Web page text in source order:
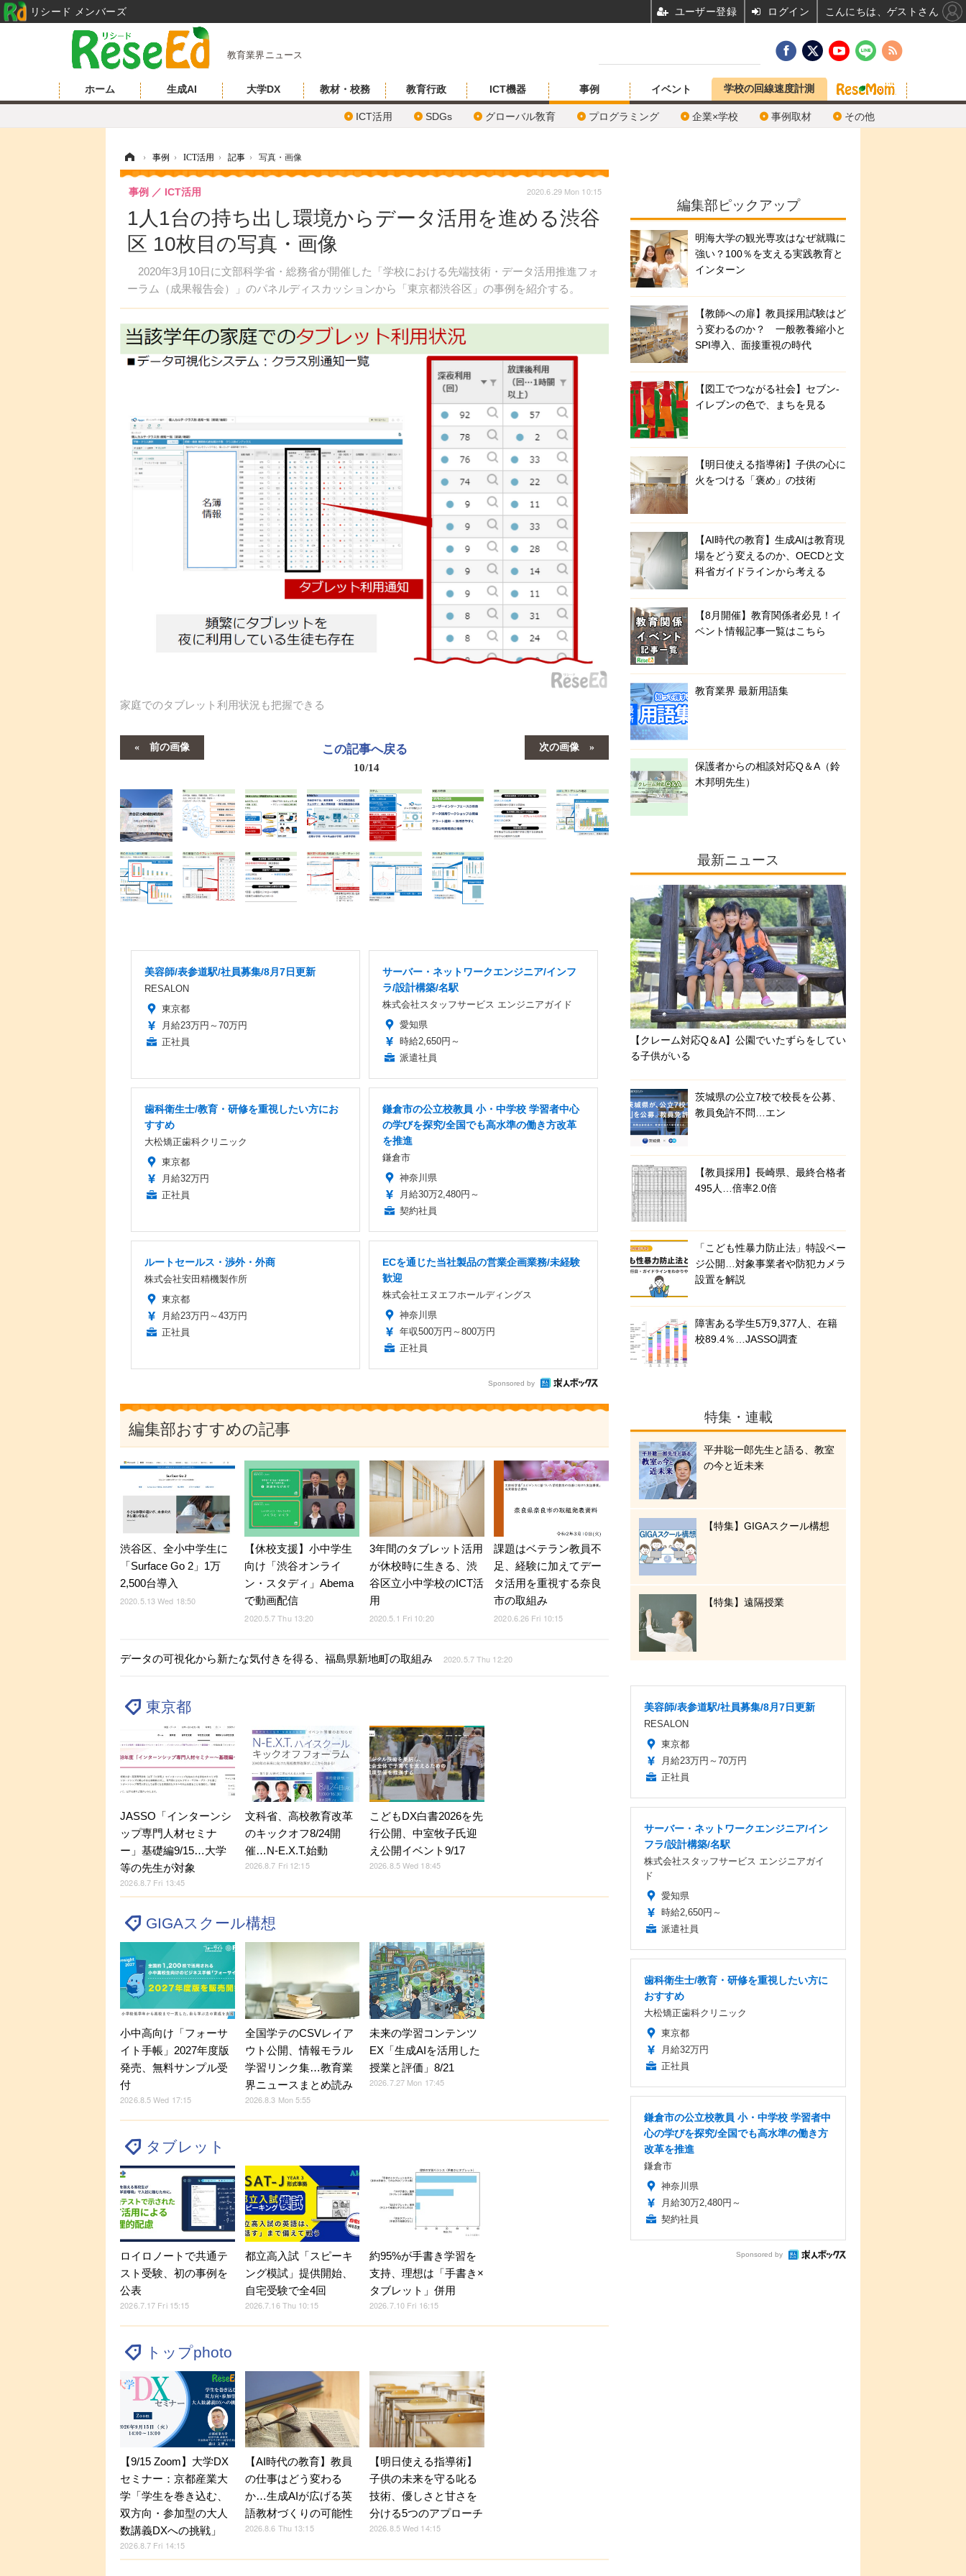
教育業界ニュース
ホーム 生成AI 大学DX 教材・校務 教育行政 ICT機器 事例
ICT活用 SDGs グローバル敎育 プログラミング 企業×学校 事例取材 その他
イベント 学校の回線速度計測
› 事例 › ICT活用 › 記事 › 写真・画像
1人1台の持ち出し環境からデータ活用を進める渋谷
区 10枚目の写真・画像
2020年3月10日に文部科学省・総務省が開催した「学校における先端技術・データ活用推進フォ
ーラム（成果報告会）」のパネルディスカッションから「東京都渋谷区」の事例を紹介する。
事例 ICT活用 2020.6.29 Mon 10:15
家庭でのタブレット利用状況も把握できる
前の画像 次の画像
この記事へ戻る
10/14
美容師/表参道駅/社員募集/8月7日更新
RESALON
東京都
月給23万円～70万円
正社員
サーバー・ネットワークエンジニア/インフ
ラ/設計構築/名駅
株式会社スタッフサービス エンジニアガイド
愛知県
時給2,650円～
派遣社員
歯科衛生士/教育・研修を重視したい方にお
すすめ
大松矯正歯科クリニック
東京都
月給32万円
正社員
鎌倉市の公立校教員 小・中学校 学習者中心
の学びを探究/全国でも高水準の働き方改革
を推進
鎌倉市
神奈川県
月給30万2,480円～
契約社員
ルートセールス・渉外・外商
株式会社安田精機製作所
東京都
月給23万円～43万円
正社員
ECを通じた当社製品の営業企画業務/未経験
歓迎
株式会社エヌエフホールディングス
神奈川県
年収500万円～800万円
正社員
Sponsored by
編集部おすすめの記事
渋谷区、全小中学生に
「Surface Go 2」1万
2,500台導入
2020.5.13 Wed 18:50
【休校支援】小中学生
向け「渋谷オンライ
ン・スタディ」Abema
で動画配信
2020.5.7 Thu 13:20
3年間のタブレット活用
が休校時に生きる、渋
谷区立小中学校のICT活
用
2020.5.1 Fri 10:20
課題はベテラン教員不
足、経験に加えてデー
タ活用を重視する奈良
市の取組み
2020.6.26 Fri 10:15
データの可視化から新たな気付きを得る、福島県新地町の取組み 2020.5.7 Thu 12:20
東京都
JASSO「インターンシ
ップ専門人材セミナ
ー」基礎編9/15…大学
等の先生が対象
2026.8.7 Fri 13:45
文科省、高校教育改革
のキックオフ8/24開
催…N-E.X.T.始動
2026.8.7 Fri 12:15
こどもDX白書2026を先
行公開、中室牧子氏迎
え公開イベント9/17
2026.8.5 Wed 18:45
GIGAスクール構想
小中高向け「フォーサ
イト手帳」2027年度版
発売、無料サンプル受
付
2026.8.5 Wed 17:15
全国学テのCSVレイア
ウト公開、情報モラル
学習リンク集…教育業
界ニュースまとめ読み
2026.8.3 Mon 5:55
未来の学習コンテンツ
EX「生成AIを活用した
授業と評価」8/21
2026.7.27 Mon 17:45
タブレット
ロイロノートで共通テ
スト受験、初の事例を
公表
2026.7.17 Fri 15:15
都立高入試「スピーキ
ング模試」提供開始、
自宅受験で全4回
2026.7.16 Thu 10:15
約95%が手書き学習を
支持、理想は「手書き×
タブレット」併用
2026.7.10 Fri 16:15
トップphoto
【9/15 Zoom】大学DX
セミナー：京都産業大
学「学生を巻き込む、
双方向・参加型の大人
数講義DXへの挑戦」
2026.8.7 Fri 14:15
【AI時代の教育】教員
の仕事はどう変わる
か…生成AIが広げる英
語教材づくりの可能性
2026.8.6 Thu 13:15
【明日使える指導術】
子供の未来を守る叱る
技術、優しさと甘さを
分ける5つのアプローチ
2026.8.5 Wed 14:15
編集部ピックアップ
明海大学の観光専攻はなぜ就職に
強い？100％を支える実践教育と
インターン
【教師への扉】教員採用試験はど
う変わるのか？ 一般教養縮小と
SPI導入、面接重視の時代
【図工でつながる社会】セブン‐
イレブンの色で、まちを見る
【明日使える指導術】子供の心に
火をつける「褒め」の技術
【AI時代の教育】生成AIは教育現
場をどう変えるのか、OECDと文
科省ガイドラインから考える
【8月開催】教育関係者必見！イ
ベント情報記事一覧はこちら
教育業界 最新用語集
保護者からの相談対応Q＆A（鈴
木邦明先生）
最新ニュース
【クレーム対応Q＆A】公園でいたずらをしてい
る子供がいる
茨城県の公立7校で校長を公募、
教員免許不問…エン
【教員採用】長崎県、最終合格者
495人…倍率2.0倍
「こども性暴力防止法」特設ペー
ジ公開…対象事業者や防犯カメラ
設置を解説
障害ある学生5万9,377人、在籍
校89.4％…JASSO調査
特集・連載
平井聡一郎先生と語る、教室
の今と近未来
【特集】GIGAスクール構想
【特集】遠隔授業
美容師/表参道駅/社員募集/8月7日更新
RESALON
東京都
月給23万円～70万円
正社員
サーバー・ネットワークエンジニア/イン
フラ/設計構築/名駅
株式会社スタッフサービス エンジニアガイ
ド
愛知県
時給2,650円～
派遣社員
歯科衛生士/教育・研修を重視したい方に
おすすめ
大松矯正歯科クリニック
東京都
月給32万円
正社員
鎌倉市の公立校教員 小・中学校 学習者中
心の学びを探究/全国でも高水準の働き方
改革を推進
鎌倉市
神奈川県
月給30万2,480円～
契約社員
Sponsored by
リシード メンバーズ ユーザー登録 ログイン こんにちは、ゲストさん